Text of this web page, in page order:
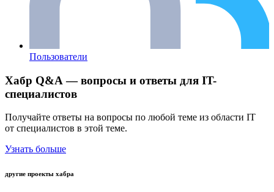
Пользователи
Хабр Q&A — вопросы и ответы для IT-
специалистов
Получайте ответы на вопросы по любой теме из области IT
от специалистов в этой теме.
Узнать больше
другие проекты хабра